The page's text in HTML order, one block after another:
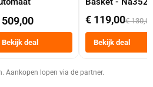
509,00
Bekijk deal
Dubbele Mand 9
Tot 6 Personen
Heteluchtfriteuse
Zwart
€ 119,00€ 130,00
Bekijk deal
Aankopen lopen via de partner.